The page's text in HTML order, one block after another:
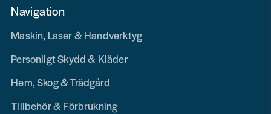
Navigation
Maskin, Laser & Handverktyg
Personligt Skydd & Kläder
Hem, Skog & Trädgård
Tillbehör & Förbrukning